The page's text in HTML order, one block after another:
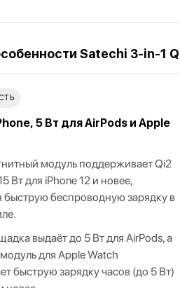
Satechi 3-in-1
5 Вт для AirPods и Apple
модуль поддерживает Qi2
Вт для iPhone 12 и новее,
быструю беспроводную зарядку в
выдаёт до 5 Вт для AirPods, а
для Apple Watch
быструю зарядку часов (до 5 Вт)